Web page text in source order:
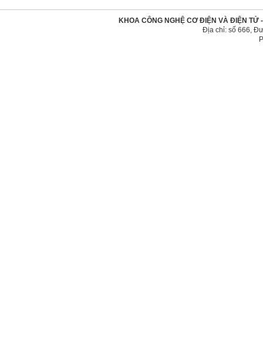
KHOA CÔNG NGHỆ CƠ ĐIỆN VÀ ĐIỆN TỬ
Địa chỉ: số 666,